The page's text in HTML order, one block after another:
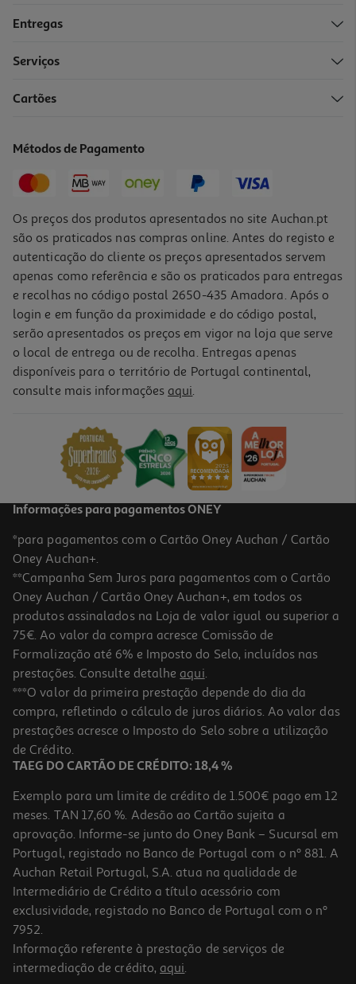
3.8
Ambientador Auchan Aerossol Citrinos 300ml
3.0
Aerossol Glade Frescor Roupa 300ml
6.37 €/Lt
1,91 €
Ambientador Glade Aerossol Vanilla 300ml
Entregas
Serviços
Cartões
Métodos de Pagamento
Os preços dos produtos apresentados no site Auchan.pt
são os praticados nas compras online. Antes do registo e
autenticação do cliente os preços apresentados servem
apenas como referência e são os praticados para entregas
e recolhas no código postal 2650-435 Amadora. Após o
login e em função da proximidade e do código postal,
serão apresentados os preços em vigor na loja que serve
o local de entrega ou de recolha. Entregas apenas
disponíveis para o território de Portugal continental,
consulte mais informações aqui.
Informações para pagamentos ONEY
*para pagamentos com o Cartão Oney Auchan / Cartão
Oney Auchan+.
**Campanha Sem Juros para pagamentos com o Cartão
Oney Auchan / Cartão Oney Auchan+, em todos os
produtos assinalados na Loja de valor igual ou superior a
75€. Ao valor da compra acresce Comissão de
Formalização até 6% e Imposto do Selo, incluídos nas
prestações. Consulte detalhe aqui.
***O valor da primeira prestação depende do dia da
compra, refletindo o cálculo de juros diários. Ao valor das
prestações acresce o Imposto do Selo sobre a utilização
de Crédito.
TAEG DO CARTÃO DE CRÉDITO: 18,4 %
Exemplo para um limite de crédito de 1.500€ pago em 12
meses. TAN 17,60 %. Adesão ao Cartão sujeita a
aprovação. Informe-se junto do Oney Bank – Sucursal em
Portugal, registado no Banco de Portugal com o nº 881. A
Auchan Retail Portugal, S.A. atua na qualidade de
Intermediário de Crédito a título acessório com
exclusividade, registado no Banco de Portugal com o nº
7952.
Informação referente à prestação de serviços de
intermediação de crédito, aqui.